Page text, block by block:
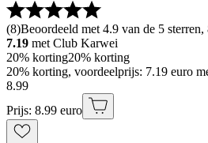
(8)Beoordeeld met 4.9 van de 5
7.19 met Club Karwei
20% korting20% korting
20% korting, voordeelprijs: 7.19 euro
8.99
Prijs: 8.99 euro